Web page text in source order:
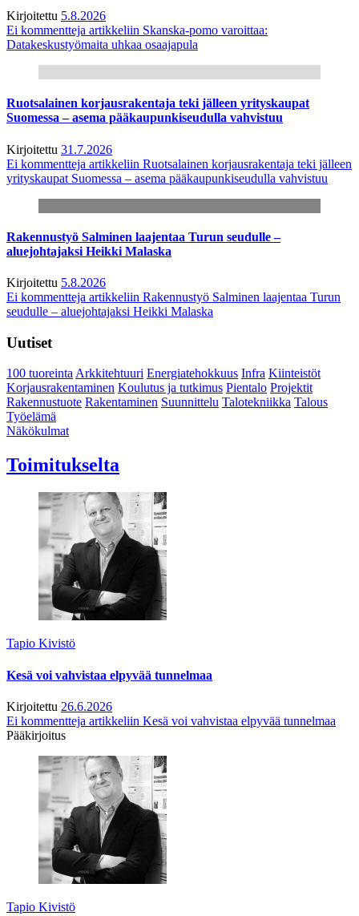
Kirjoitettu 5.8.2026
Ei kommentteja artikkeliin Skanska-pomo varoittaa:
Datakeskustyömaita uhkaa osaajapula
Ruotsalainen korjausrakentaja teki jälleen yrityskaupat
Suomessa – asema pääkaupunkiseudulla vahvistuu
Kirjoitettu 31.7.2026
Ei kommentteja artikkeliin Ruotsalainen korjausrakentaja teki jälleen
yrityskaupat Suomessa – asema pääkaupunkiseudulla vahvistuu
Rakennustyö Salminen laajentaa Turun seudulle –
aluejohtajaksi Heikki Malaska
Kirjoitettu 5.8.2026
Ei kommentteja artikkeliin Rakennustyö Salminen laajentaa Turun
seudulle – aluejohtajaksi Heikki Malaska
Uutiset
100 tuoreintaArkkitehtuuri Energiatehokkuus Infra Kiinteistöt
Korjausrakentaminen Koulutus ja tutkimus Pientalo Projektit
Rakennustuote Rakentaminen Suunnittelu Talotekniikka Talous
Työelämä
Näkökulmat
Toimitukselta
Tapio Kivistö
Kesä voi vahvistaa elpyvää tunnelmaa
Kirjoitettu 26.6.2026
Ei kommentteja artikkeliin Kesä voi vahvistaa elpyvää tunnelmaa
Pääkirjoitus
Tapio Kivistö